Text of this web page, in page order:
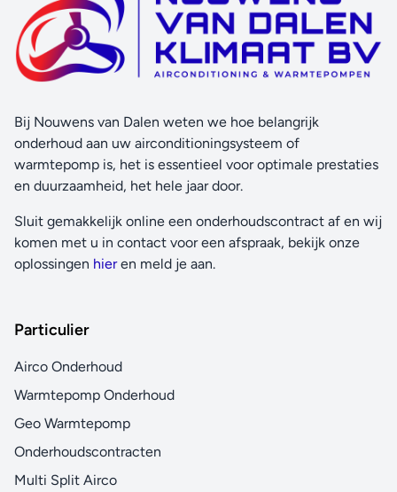
Bij Nouwens van Dalen weten we hoe belangrijk
onderhoud aan uw airconditioningsysteem of
warmtepomp is, het is essentieel voor optimale prestaties
en duurzaamheid, het hele jaar door.
Sluit gemakkelijk online een onderhoudscontract af en wij
komen met u in contact voor een afspraak, bekijk onze
oplossingen hieren meld je aan.
Particulier
Airco Onderhoud
Warmtepomp Onderhoud
Geo Warmtepomp
Onderhoudscontracten
Multi Split Airco